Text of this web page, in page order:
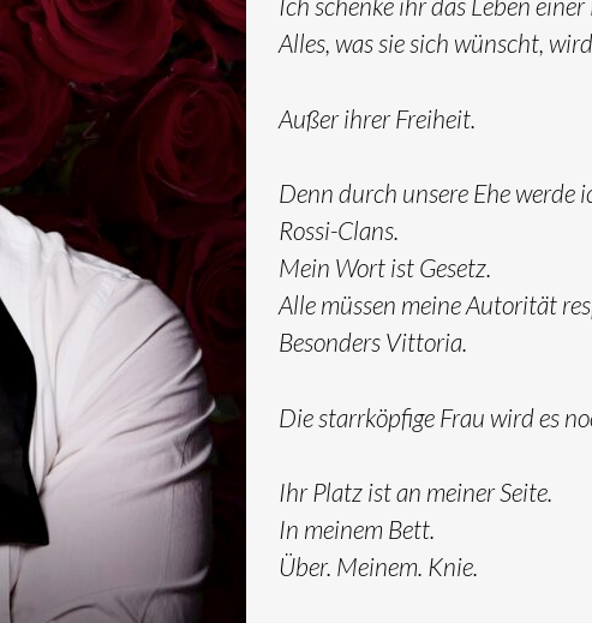
Alles, was sie sich wünscht,
Außer ihrer Freiheit.
Denn durch unsere Ehe werde
Rossi-Clans.
Mein Wort ist Gesetz.
Alle müssen meine Autorität
Besonders Vittoria.
Die starrköpfige Frau wird es
Ihr Platz ist an meiner Seite.
In meinem Bett.
Über. Meinem. Knie.